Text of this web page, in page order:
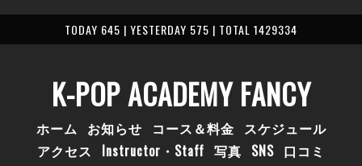
TODAY 645 | YESTERDAY 575 | TOTAL 1429334
K-POP ACADEMY FANCY
ホーム お知らせ コース＆料金 スケジュール
アクセス
Instructor・Staff 写真 SNS 口コミ